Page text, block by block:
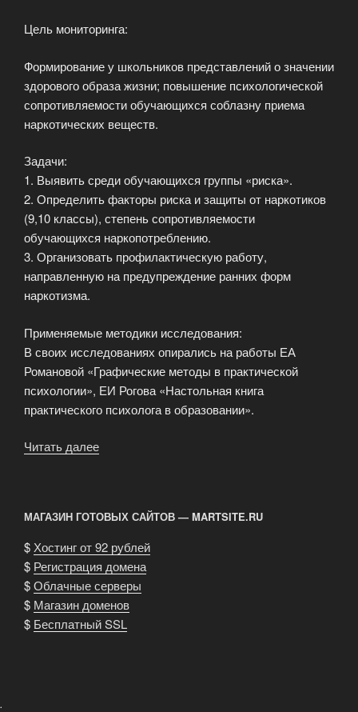
Цель мониторинга:
Формирование у школьников представлений о значении
здорового образа жизни; повышение психологической
сопротивляемости обучающихся соблазну приема
наркотических веществ.
Задачи:
1. Выявить среди обучающихся группы «риска».
2. Определить факторы риска и защиты от наркотиков
(9,10 классы), степень сопротивляемости
обучающихся наркопотреблению.
3. Организовать профилактическую работу,
направленную на предупреждение ранних форм
наркотизма.
Применяемые методики исследования:
В своих исследованиях опирались на работы ЕА
Романовой «Графические методы в практической
психологии», ЕИ Рогова «Настольная книга
практического психолога в образовании».
Читать далее
МАГАЗИН ГОТОВЫХ САЙТОВ — MARTSITE.RU
$ Хостинг от 92 рублей
$ Регистрация домена
$Облачные серверы
$ Магазин доменов
$ Бесплатный SSL
.